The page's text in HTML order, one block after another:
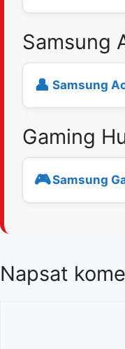
Samsung
👤 Samsung
Gaming
🎮Samsung
Napsat